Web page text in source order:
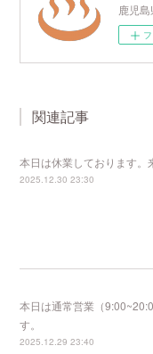
鹿児
関連記事
本日は休業しております。
2025.12.30 23:30
本日は通常営業（
す。
2025.12.29 23:40